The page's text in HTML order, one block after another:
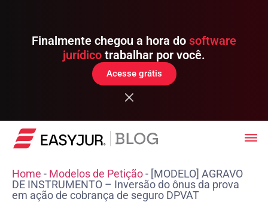
Finalmente chegou a hora do software
jurídico trabalhar por você.
Acesse grátis
Home - Modelos de Petição- [MODELO] AGRAVO
DE INSTRUMENTO – Inversão do ônus da prova
em ação de cobrança de seguro DPVAT